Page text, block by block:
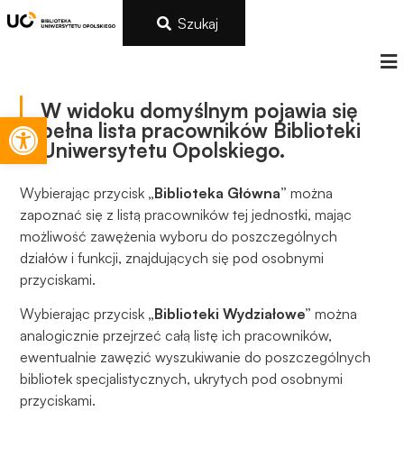
Otwórz pasek narzędzi
Szukaj
W widoku domyślnym pojawia się
pełna lista pracowników Biblioteki
Uniwersytetu Opolskiego.
Wybierając przycisk „Biblioteka Główna” można
zapoznać się z listą pracowników tej jednostki, mając
możliwość zawężenia wyboru do poszczególnych
działów i funkcji, znajdujących się pod osobnymi
przyciskami.
Wybierając przycisk „Biblioteki Wydziałowe” można
analogicznie przejrzeć całą listę ich pracowników,
ewentualnie zawęzić wyszukiwanie do poszczególnych
bibliotek specjalistycznych, ukrytych pod osobnymi
przyciskami.